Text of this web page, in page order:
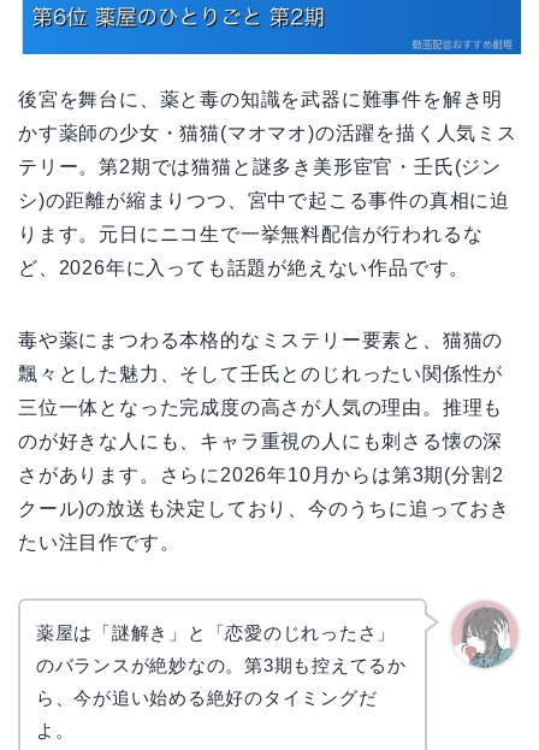
後宮を舞台に、薬と毒の知識を武器に難事件を解き明
かす薬師の少女・猫猫(マオマオ)の活躍を描く人気ミス
テリー。第2期では猫猫と謎多き美形宦官・壬氏(ジン
シ)の距離が縮まりつつ、宮中で起こる事件の真相に迫
ります。元日にニコ生で一挙無料配信が行われるな
ど、2026年に入っても話題が絶えない作品です。
毒や薬にまつわる本格的なミステリー要素と、猫猫の
飄々とした魅力、そして壬氏とのじれったい関係性が
三位一体となった完成度の高さが人気の理由。推理も
のが好きな人にも、キャラ重視の人にも刺さる懐の深
さがあります。さらに2026年10月からは第3期(分割2
クール)の放送も決定しており、今のうちに追っておき
たい注目作です。
薬屋は「謎解き」と「恋愛のじれったさ」
のバランスが絶妙なの。第3期も控えてるか
ら、今が追い始める絶好のタイミングだ
よ。